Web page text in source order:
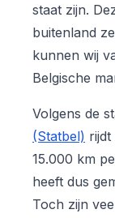
staat zijn.
buitenland
kunnen wij
Belgische
Volgens de
(Statbel) rijdt
15.000 km
heeft dus
Toch zijn